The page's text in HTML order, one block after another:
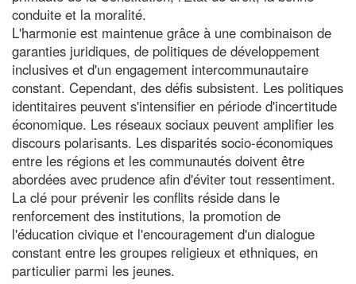
conduite et la moralité.
L'harmonie est maintenue grâce à une combinaison de
garanties juridiques, de politiques de développement
inclusives et d'un engagement intercommunautaire
constant. Cependant, des défis subsistent. Les politiques
identitaires peuvent s'intensifier en période d'incertitude
économique. Les réseaux sociaux peuvent amplifier les
discours polarisants. Les disparités socio-économiques
entre les régions et les communautés doivent être
abordées avec prudence afin d'éviter tout ressentiment.
La clé pour prévenir les conflits réside dans le
renforcement des institutions, la promotion de
l'éducation civique et l'encouragement d'un dialogue
constant entre les groupes religieux et ethniques, en
particulier parmi les jeunes.